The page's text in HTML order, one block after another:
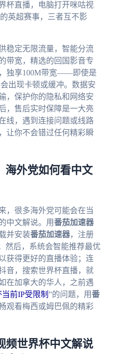
杯直播，电脑打开咪咕视
英超赛事，三者互不影
稳定无限流量，智能分流
带宽，精选的回国影音专
独享100M带宽——即使是
出现卡顿或缓冲。数据安
，保护你的隐私和网络安
，售后实时保障是一大亮
线，遇到连接问题或线路
让你不会错过任何精彩瞬
海外党如何看中文
，很多海外党可能会在当
中文解说。用番茄加速器
并安装番茄加速器，注册
然后，系统会智能推荐最优
获得更好的直播体验；连
音，搜索世界杯直播，就
在加拿大的华人，之前遇
前IP受限制 ”的问题，用番
观看梅西或姆巴佩的精彩
频世界杯中文解说